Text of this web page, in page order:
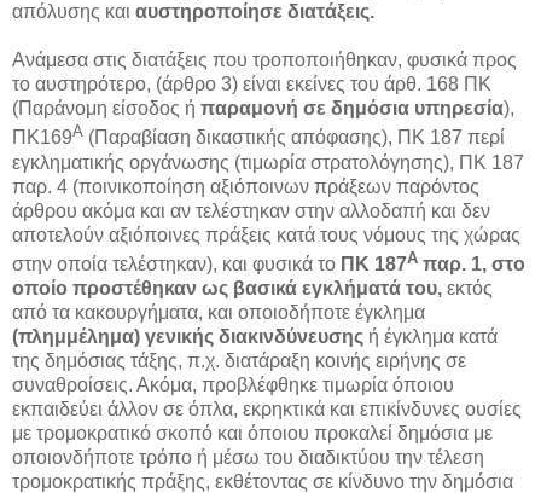
απόλυσης και αυστηροποίησε διατάξεις.
Ανάμεσα στις διατάξεις που τροποποιήθηκαν, φυσικά προς
το αυστηρότερο, (άρθρο 3) είναι εκείνες του άρθ. 168 ΠΚ
(Παράνομη είσοδος ή παραμονή σε δημόσια υπηρεσία),
ΠΚ169Α (Παραβίαση δικαστικής απόφασης), ΠΚ 187 περί
εγκληματικής οργάνωσης (τιμωρία στρατολόγησης), ΠΚ 187
παρ. 4 (ποινικοποίηση αξιόποινων πράξεων παρόντος
άρθρου ακόμα και αν τελέστηκαν στην αλλοδαπή και δεν
αποτελούν αξιόποινες πράξεις κατά τους νόμους της χώρας
στην οποία τελέστηκαν), και φυσικά το ΠΚ 187Α παρ. 1, στο
οποίο προστέθηκαν ως βασικά εγκλήματά του, εκτός
από τα κακουργήματα, και οποιοδήποτε έγκλημα
(πλημμέλημα) γενικής διακινδύνευσης ή έγκλημα κατά
της δημόσιας τάξης, π.χ. διατάραξη κοινής ειρήνης σε
συναθροίσεις. Ακόμα, προβλέφθηκε τιμωρία όποιου
εκπαιδεύει άλλον σε όπλα, εκρηκτικά και επικίνδυνες ουσίες
με τρομοκρατικό σκοπό και όποιου προκαλεί δημόσια με
οποιονδήποτε τρόπο ή μέσω του διαδικτύου την τέλεση
τρομοκρατικής πράξης, εκθέτοντας σε κίνδυνο την δημόσια